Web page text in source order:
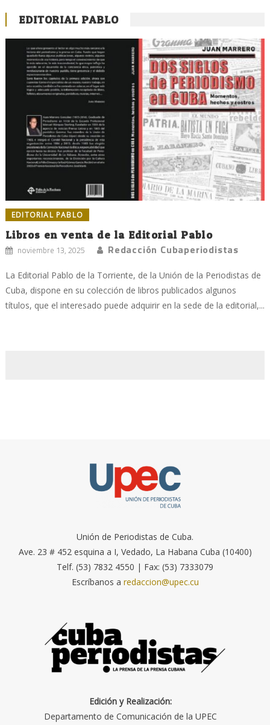
EDITORIAL PABLO
EDITORIAL PABLO
Libros en venta de la Editorial Pablo
noviembre 13, 2025 Redacción Cubaperiodistas
La Editorial Pablo de la Torriente, de la Unión de la Periodistas de
Cuba, dispone en su colección de libros publicados algunos
títulos, que el interesado puede adquirir en la sede de la editorial,...
Unión de Periodistas de Cuba.
Ave. 23 # 452 esquina a I, Vedado, La Habana Cuba (10400)
Telf. (53) 7832 4550 | Fax: (53) 7333079
Escríbanos a redaccion@upec.cu
Edición y Realización:
Departamento de Comunicación de la UPEC